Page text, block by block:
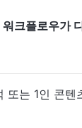
크플로우가
또는 1인 콘텐